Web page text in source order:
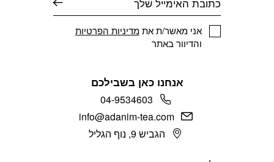
אני מאשר/ת אתמדיניות הפרטיות
והדיוור באתר
אנחנו כאן בשבילכם
04-9534603
info@adanim-tea.com
הגביש 9, נוף הגליל